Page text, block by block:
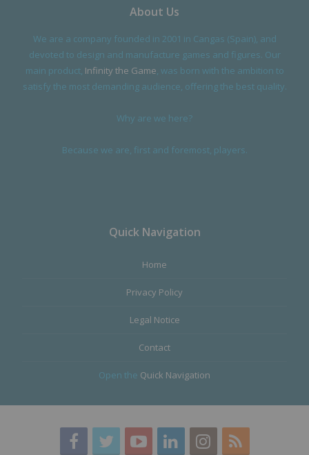
About Us
We are a company founded in 2001 in Cangas (Spain), and
devoted to design and manufacture games and figures. Our
main product, Infinity the Game, was born with the ambition to
satisfy the most demanding audience, offering the best quality.
Why are we here?
Because we are, first and foremost, players.
Quick Navigation
Home
Privacy Policy
Legal Notice
Contact
Open the Quick Navigation